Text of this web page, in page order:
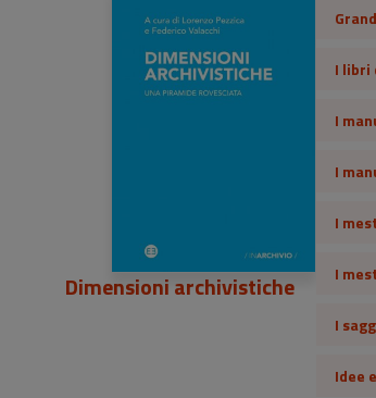
24,00 €
Dimensioni archivistiche
I libri
I
I
I
I
I
Idee